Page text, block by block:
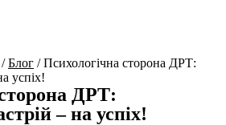
Блог /Психологічна сторона ДРТ:
успіх!
ДРТ:
– на успіх!